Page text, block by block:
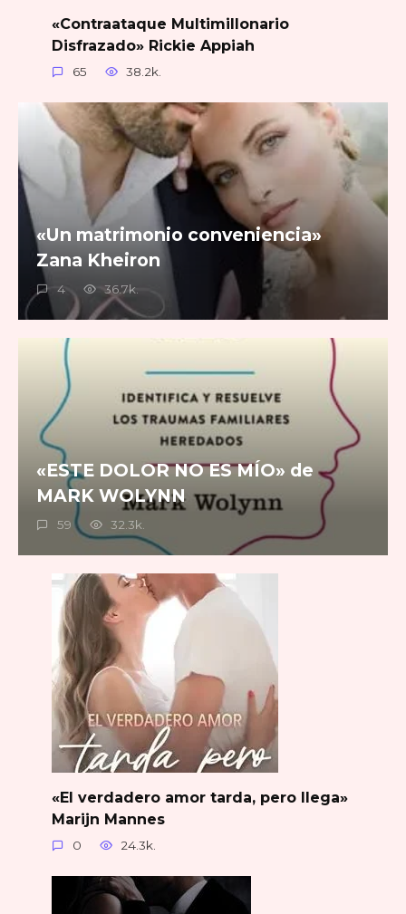
«Contraataque Multimillonario
Disfrazado» Rickie Appiah
65 38.2k.
«Un matrimonio conveniencia»
Zana Kheiron
4 36.7k.
«ESTE DOLOR NO ES MÍO» de
MARK WOLYNN
59 32.3k.
«El verdadero amor tarda, pero llega»
Marijn Mannes
0 24.3k.